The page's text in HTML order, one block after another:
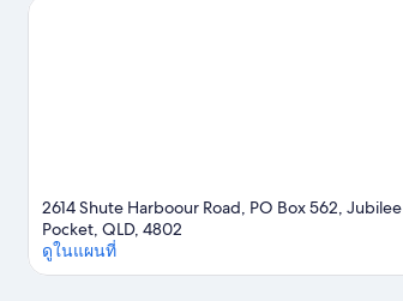
2614 Shute Harboour Road, PO Box 562, Jubilee
Pocket, QLD, 4802
ดูในแผนที่